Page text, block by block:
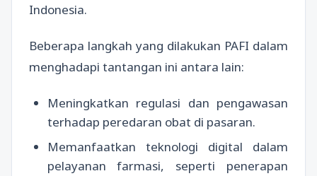
Indonesia.
Beberapa langkah yang dilakukan PAFI dalam
menghadapi tantangan ini antara lain:
Meningkatkan regulasi dan pengawasan
terhadap peredaran obat di pasaran.
Memanfaatkan teknologi digital dalam
pelayanan farmasi, seperti penerapan